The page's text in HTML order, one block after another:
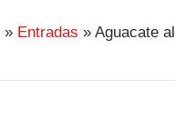
» Entradas » Aguacate